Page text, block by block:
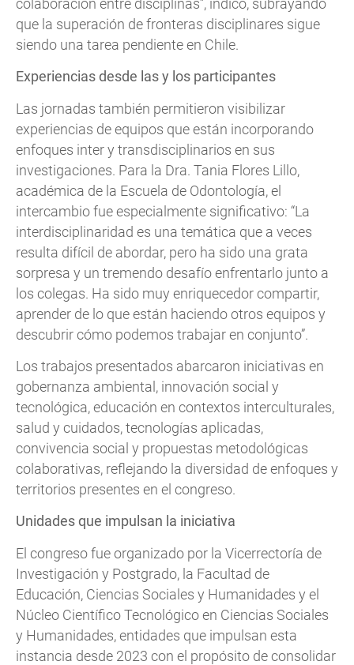
colaboración entre disciplinas”, indicó, subrayando
que la superación de fronteras disciplinares sigue
siendo una tarea pendiente en Chile.
Experiencias desde las y los participantes
Las jornadas también permitieron visibilizar
experiencias de equipos que están incorporando
enfoques inter y transdisciplinarios en sus
investigaciones. Para la Dra. Tania Flores Lillo,
académica de la Escuela de Odontología, el
intercambio fue especialmente significativo: “La
interdisciplinaridad es una temática que a veces
resulta difícil de abordar, pero ha sido una grata
sorpresa y un tremendo desafío enfrentarlo junto a
los colegas. Ha sido muy enriquecedor compartir,
aprender de lo que están haciendo otros equipos y
descubrir cómo podemos trabajar en conjunto”.
Los trabajos presentados abarcaron iniciativas en
gobernanza ambiental, innovación social y
tecnológica, educación en contextos interculturales,
salud y cuidados, tecnologías aplicadas,
convivencia social y propuestas metodológicas
colaborativas, reflejando la diversidad de enfoques y
territorios presentes en el congreso.
Unidades que impulsan la iniciativa
El congreso fue organizado por la Vicerrectoría de
Investigación y Postgrado, la Facultad de
Educación, Ciencias Sociales y Humanidades y el
Núcleo Científico Tecnológico en Ciencias Sociales
y Humanidades, entidades que impulsan esta
instancia desde 2023 con el propósito de consolidar